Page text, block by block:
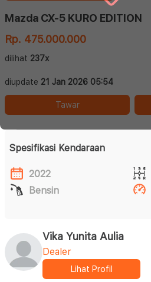
Mazda CX-5 KURO EDITION
Rp. 475.000.000
dilihat 237x
diupdate 21 Jan 2026 05:54
Tawar
Spesifikasi Kendaraan
2022
Bensin
Vika Yunita Aulia
Dealer
Lihat Profil